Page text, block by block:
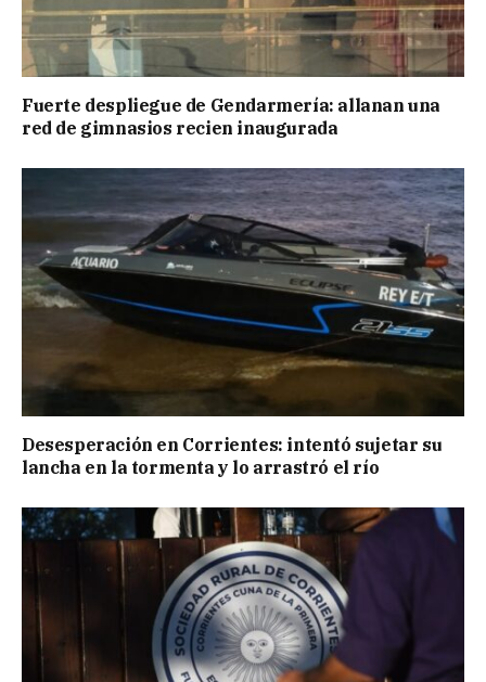
Fuerte despliegue de Gendarmería: allanan una
red de gimnasios recien inaugurada
Desesperación en Corrientes: intentó sujetar su
lancha en la tormenta y lo arrastró el río